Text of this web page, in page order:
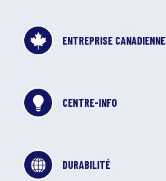
ENTREPRISE CANADIENNE
CENTRE-INFO
DURABILITÉ